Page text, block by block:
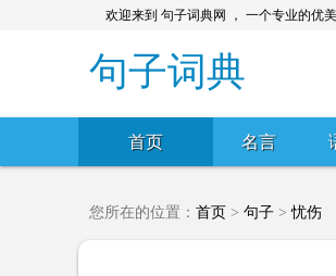
欢迎来到 句子词典网 ， 一个专业的优
句子词典
首页 名言
您所在的位置： 首页 > 句子 >忧伤